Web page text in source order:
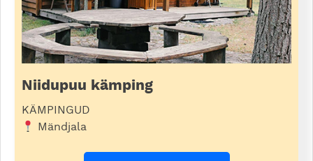
Niidupuu kämping
KÄMPINGUD
Mändjala